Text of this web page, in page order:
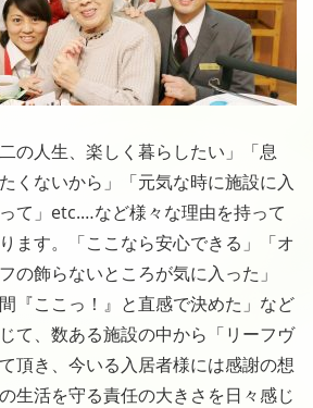
の人生、楽しく暮らしたい」「息
くないから」「元気な時に施設に入
て」etc.…など様々な理由を持って
ます。「ここなら安心できる」「オ
の飾らないところが気に入った」
『ここっ！』と直感で決めた」など
て、数ある施設の中から「リーフヴ
頂き、今いる入居者様には感謝の想
生活を守る責任の大きさを日々感じ